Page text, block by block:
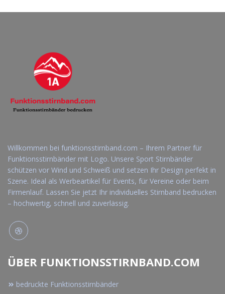
Willkommen bei funktionsstirnband.com – Ihrem Partner für
Funktionsstirnbänder mit Logo. Unsere Sport Stirnbänder
schützen vor Wind und Schweiß und setzen Ihr Design perfekt in
Szene. Ideal als Werbeartikel für Events, für Vereine oder beim
Firmenlauf. Lassen Sie jetzt Ihr individuelles Stirnband bedrucken
– hochwertig, schnell und zuverlässig.
ÜBER FUNKTIONSSTIRNBAND.COM
bedruckte Funktionsstirnbänder